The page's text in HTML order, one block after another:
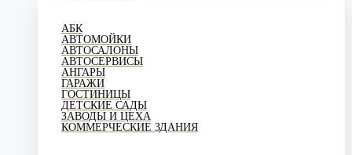
АБК
АВТОМОЙКИ
АВТОСАЛОНЫ
АВТОСЕРВИСЫ
АНГАРЫ
ГАРАЖИ
ГОСТИНИЦЫ
ДЕТСКИЕ САДЫ
ЗАВОДЫ И ЦЕХА
КОММЕРЧЕСКИЕ ЗДАНИЯ